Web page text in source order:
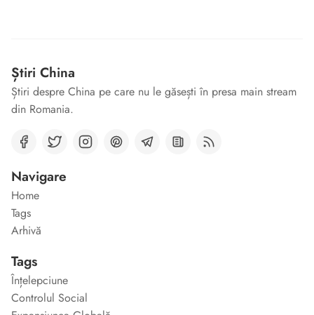
Știri China
Știri despre China pe care nu le găsești în presa main stream
din Romania.
Navigare
Home
Tags
Arhivă
Tags
Înțelepciune
Controlul Social